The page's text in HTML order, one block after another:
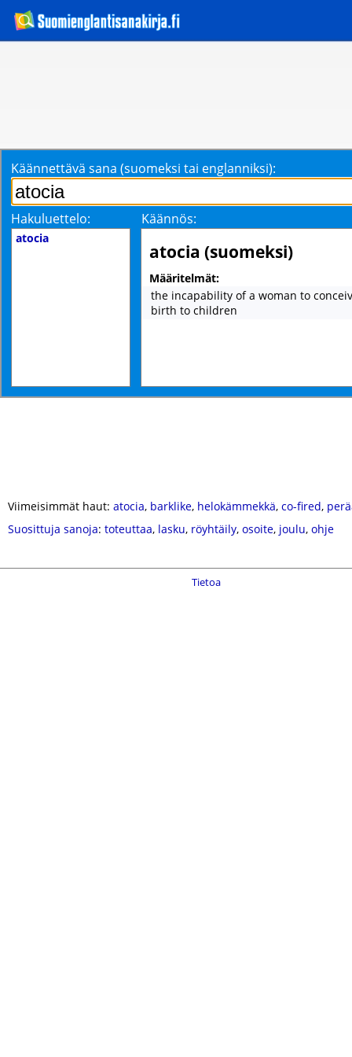
Käännettävä sana (suomeksi tai englanniksi):
Hakuluettelo: Käännös:
atocia
atocia (suomeksi)
Määritelmät:
the incapability of a woman to
birth to children
Viimeisimmät haut: atocia, barklike, helokämmekkä, co-fired,
Suosittuja sanoja: toteuttaa, lasku, röyhtäily, osoite, joulu, ohje
Tietoa